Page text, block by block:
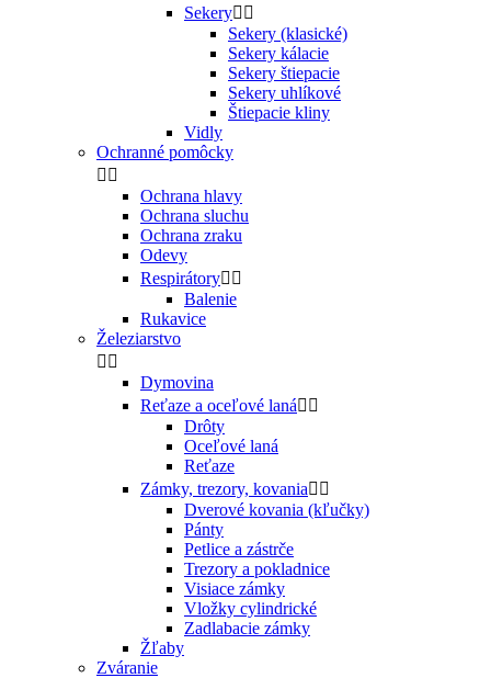
Sekery 
Sekery (klasické)
Sekery kálacie
Sekery štiepacie
Sekery uhlíkové
Štiepacie kliny
Vidly
Ochranné pomôcky
 
Ochrana hlavy
Ochrana sluchu
Ochrana zraku
Odevy
Respirátory 
Balenie
Rukavice
Železiarstvo
 
Dymovina
Reťaze a oceľové laná 
Drôty
Oceľové laná
Reťaze
Zámky, trezory, kovania 
Dverové kovania (kľučky)
Pánty
Petlice a zástrče
Trezory a pokladnice
Visiace zámky
Vložky cylindrické
Zadlabacie zámky
Žľaby
Zváranie